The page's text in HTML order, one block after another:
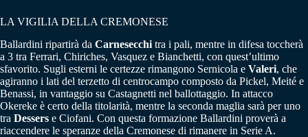
LA VIGILIA DELLA CREMONESE
Ballardini ripartirà da Carnesecchi tra i pali, mentre in difesa toccherà
a 3 tra Ferrari, Chiriches, Vasquez e Bianchetti, con quest’ultimo
sfavorito. Sugli esterni le certezze rimangono Sernicola e Valeri, che
agiranno i lati del terzetto di centrocampo composto da Pickel, Meité e
Benassi, in vantaggio su Castagnetti nel ballottaggio. In attacco
Okereke è certo della titolarità, mentre la seconda maglia sarà per uno
tra Dessers e Ciofani. Con questa formazione Ballardini proverà a
riaccendere le speranze della Cremonese di rimanere in Serie A.